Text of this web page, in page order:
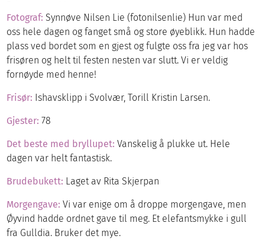
Fotograf: Synnøve Nilsen Lie (fotonilsenlie) Hun var med
oss hele dagen og fanget små og store øyeblikk. Hun hadde
plass ved bordet som en gjest og fulgte oss fra jeg var hos
frisøren og helt til festen nesten var slutt. Vi er veldig
fornøyde med henne!
Frisør: Ishavsklipp i Svolvær, Torill Kristin Larsen.
Gjester: 78
Det beste med bryllupet: Vanskelig å plukke ut. Hele
dagen var helt fantastisk.
Brudebukett: Laget av Rita Skjerpan
Morgengave: Vi var enige om å droppe morgengave, men
Øyvind hadde ordnet gave til meg. Et elefantsmykke i gull
fra Gulldia. Bruker det mye.